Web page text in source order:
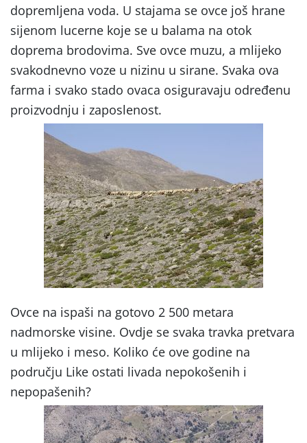
dopremljena voda. U stajama se ovce još hrane
sijenom lucerne koje se u balama na otok
doprema brodovima. Sve ovce muzu, a mlijeko
svakodnevno voze u nizinu u sirane. Svaka ova
farma i svako stado ovaca osiguravaju određenu
proizvodnju i zaposlenost.
Ovce na ispaši na gotovo 2 500 metara
nadmorske visine. Ovdje se svaka travka pretvara
u mlijeko i meso. Koliko će ove godine na
području Like ostati livada nepokošenih i
nepopašenih?